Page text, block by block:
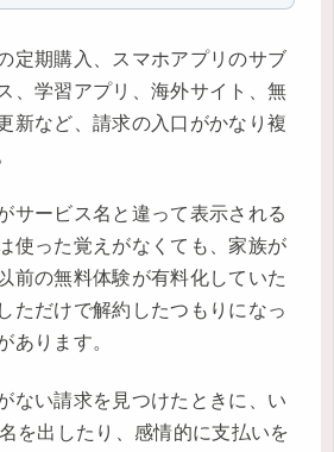
定期購入、スマホアプリのサブ
、学習アプリ、海外サイト、無
新など、請求の入口がかなり複
サービス名と違って表示される
使った覚えがなくても、家族が
前の無料体験が有料化していた
ただけで解約したつもりになっ
あります。
ない請求を見つけたときに、い
を出したり、感情的に支払いを